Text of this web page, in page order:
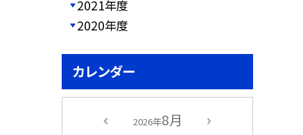
2021年度
2020年度
カレンダー
2026年8月